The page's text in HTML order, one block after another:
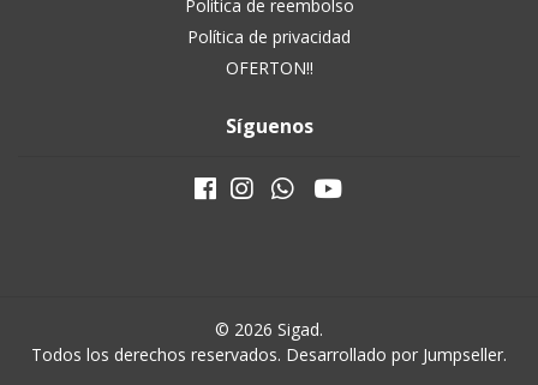
Politica de reembolso
Política de privacidad
OFERTON!!
Síguenos
© 2026 Sigad.
Todos los derechos reservados. Desarrollado por Jumpseller.